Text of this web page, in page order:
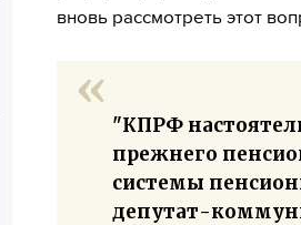
вновь рассмотреть этот
"КПРФ
прежнего
системы
депутат-